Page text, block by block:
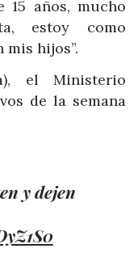
años, mucho
estoy como
hijos”.
, el Ministerio
de la semana
y dejen